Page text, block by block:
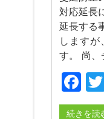
対応延長
延長する
しますが
す。 尚
続きを読